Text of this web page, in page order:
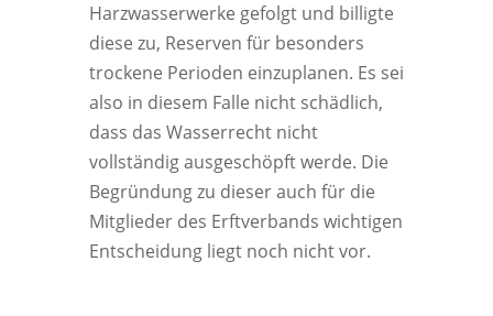
Harzwasserwerke gefolgt und billigte
diese zu, Reserven für besonders
trockene Perioden einzuplanen. Es sei
also in diesem Falle nicht schädlich,
dass das Wasserrecht nicht
vollständig ausgeschöpft werde. Die
Begründung zu dieser auch für die
Mitglieder des Erftverbands wichtigen
Entscheidung liegt noch nicht vor.